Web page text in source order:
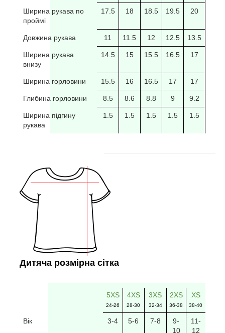
Ширина рукава по
проймі
17.5 18 18.5 19.5 20
Довжина рукава 11 11.5 12 12.5 13.5
Ширина рукава
внизу
14.5 15 15.5 16.5 17
Ширина горловини 15.5 16 16.5 17 17
Глибина горловини 8.5 8.6 8.8 9 9.2
Ширина підгину
рукава
1.5 1.5 1.5 1.5 1.5
Дитяча розмірна сітка
5XS
24-26
4XS
28-30
3XS
32-34
2XS
36-38
XS
38-40
Вік 3-4 5-6 7-8
9-
10
11-
12